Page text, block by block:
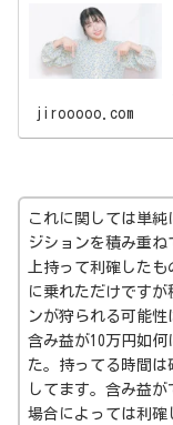
jirooooo.com
これに関しては単
ジションを積み重ね
上持って利確した
に乗れただけですが
ンが狩られる可能
含み益が10万円如
た。持ってる時間
してます。含み益
場合によっては利確